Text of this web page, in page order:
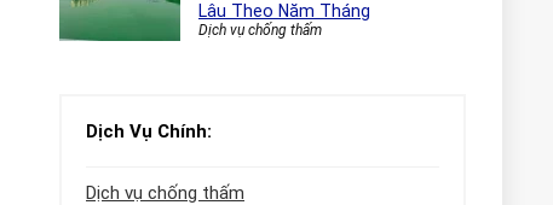
Lâu Theo Năm Tháng
Dịch vụ chống thấm
Dịch Vụ Chính:
Dịch vụ chống thấm